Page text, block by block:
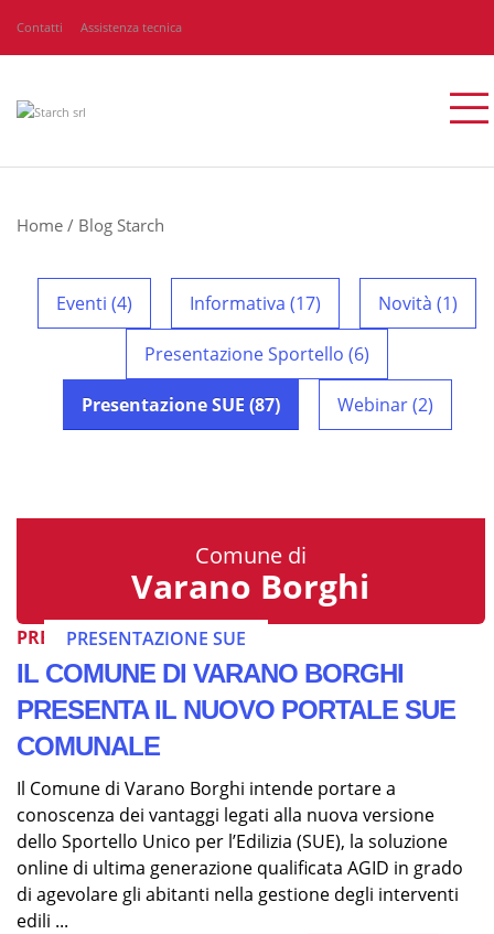
Contatti Assistenza tecnica
Home / Blog Starch
Eventi (4) Informativa (17) Novità (1)
Presentazione Sportello (6)
Presentazione SUE (87) Webinar (2)
PRESENTAZIONE SUE
Comune di
Varano Borghi
PRESENTAZIONE SUE
IL COMUNE DI VARANO BORGHI
PRESENTA IL NUOVO PORTALE SUE
COMUNALE
Il Comune di Varano Borghi intende portare a
conoscenza dei vantaggi legati alla nuova versione
dello Sportello Unico per l’Edilizia (SUE), la soluzione
online di ultima generazione qualificata AGID in grado
di agevolare gli abitanti nella gestione degli interventi
edili ...